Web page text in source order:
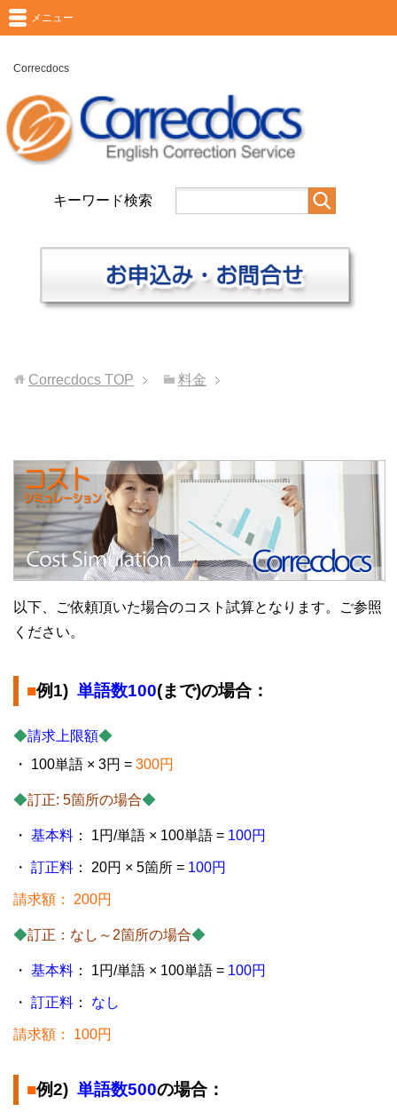
Correcdocs
キーワード検索
メニュー
Correcdocs TOP 料金
以下、ご依頼頂いた場合のコスト試算となります。ご参照
ください。
■例1) 単語数100(まで)の場合：
◆請求上限額◆
・ 100単語 × 3円 = 300円
◆訂正: 5箇所の場合◆
・ 基本料 ： 1円/単語 × 100単語 = 100円
・ 訂正料 ： 20円 × 5箇所 = 100円
請求額： 200円
◆訂正：なし～2箇所の場合◆
・ 基本料 ： 1円/単語 × 100単語 = 100円
・ 訂正料 ： なし
請求額： 100円
■例2) 単語数500の場合：